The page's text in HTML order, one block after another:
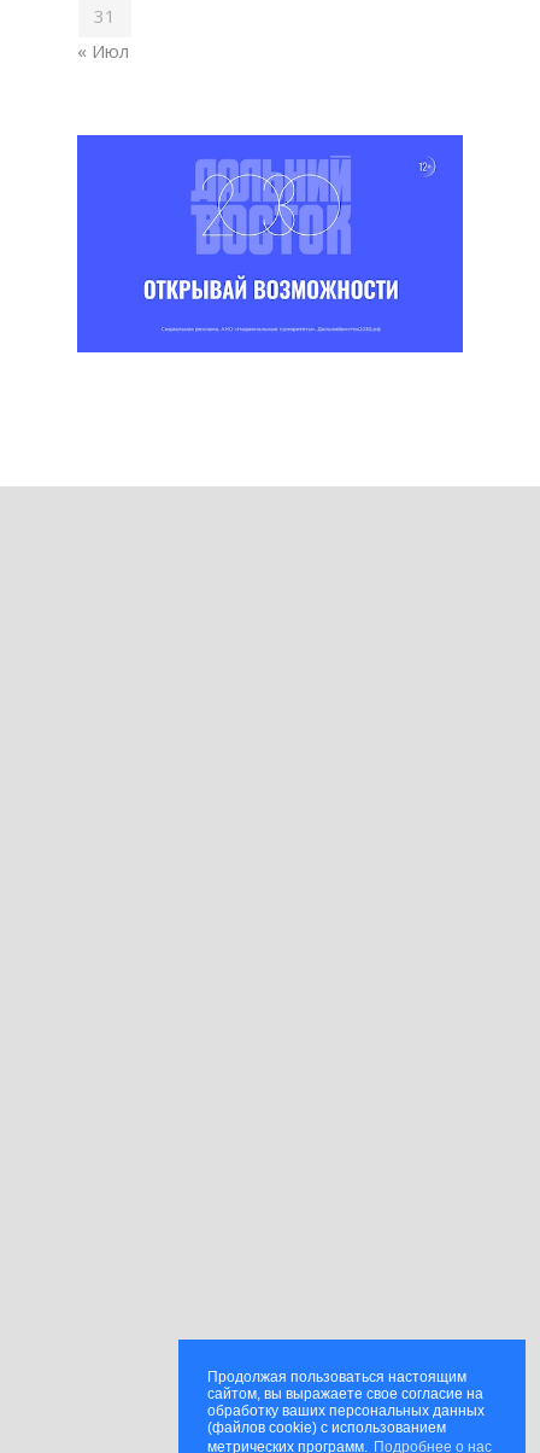
Продолжая пользоваться настоящим
сайтом, вы выражаете свое согласие на
обработку ваших персональных данных
(файлов cookie) с использованием
метрических программ. Подробнее о нас
31
« Июл